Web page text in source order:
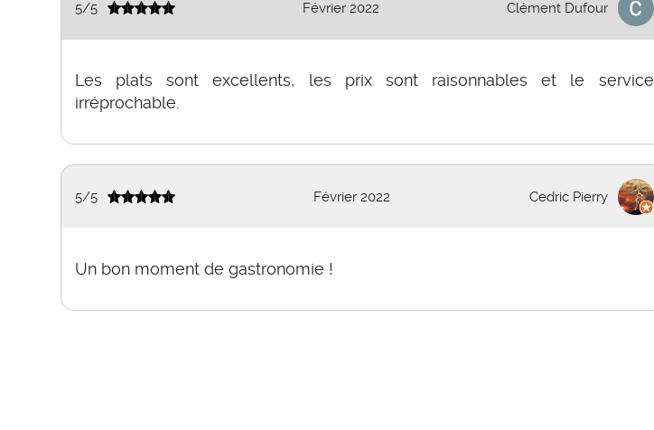
5/5 Février 2022 Clément Dufour
Les plats sont excellents, les prix sont raisonnables et le service
irréprochable.
5/5 Février 2022 Cedric Pierry
Un bon moment de gastronomie !